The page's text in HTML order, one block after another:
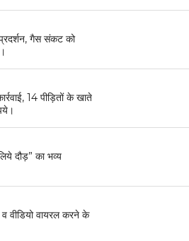
प्रदर्शन, गैस संकट को
14 पीड़ितों के खाते
दौड़” का भव्य
वीडियो वायरल करने के